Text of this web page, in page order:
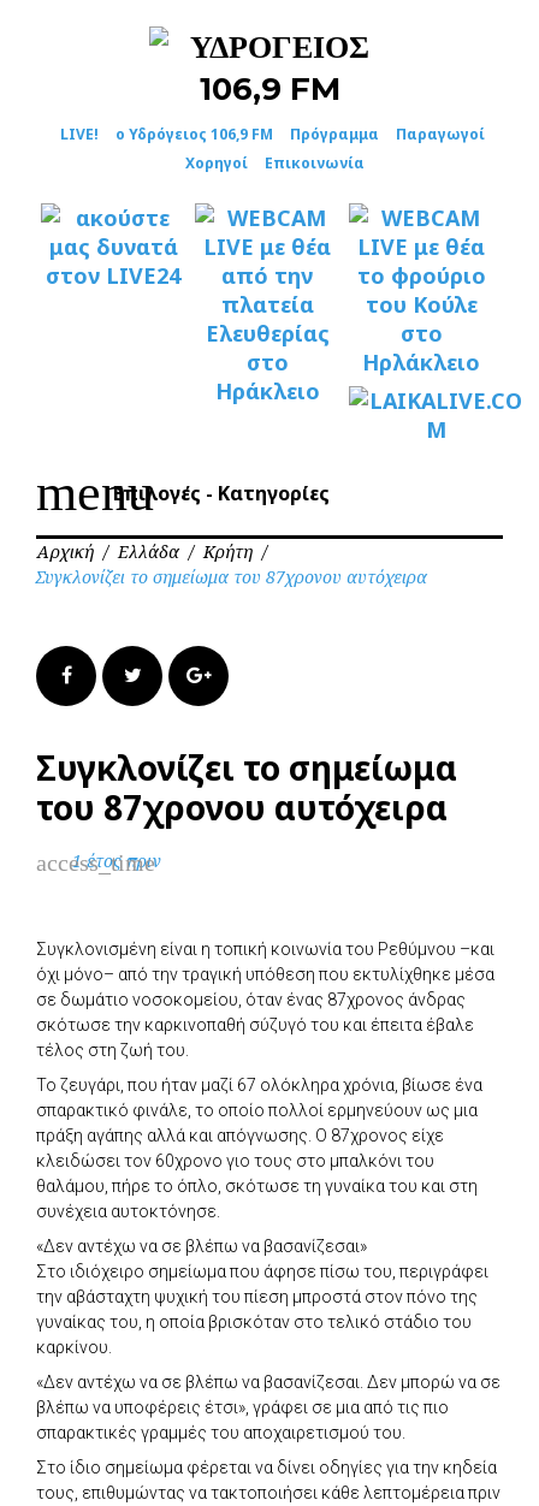
LIVE! ο Υδρόγειος 106,9 FM Πρόγραμμα
Παραγωγοί
Χορηγοί
Επικοινωνία
menuΕπιλογές - Κατηγορίες
Αρχική / Ελλάδα / Κρήτη /
Συγκλονίζει το σημείωμα του 87χρονου αυτόχειρα
FacebookTwitter Google+
Συγκλονίζει το σημείωμα
του 87χρονου αυτόχειρα
access_time
1 έτος πριν
Συγκλονισμένη είναι η τοπική κοινωνία του Ρεθύμνου –και
όχι μόνο– από την τραγική υπόθεση που εκτυλίχθηκε μέσα
σε δωμάτιο νοσοκομείου, όταν ένας 87χρονος άνδρας
σκότωσε την καρκινοπαθή σύζυγό του και έπειτα έβαλε
τέλος στη ζωή του.
Το ζευγάρι, που ήταν μαζί 67 ολόκληρα χρόνια, βίωσε ένα
σπαρακτικό φινάλε, το οποίο πολλοί ερμηνεύουν ως μια
πράξη αγάπης αλλά και απόγνωσης. Ο 87χρονος είχε
κλειδώσει τον 60χρονο γιο τους στο μπαλκόνι του
θαλάμου, πήρε το όπλο, σκότωσε τη γυναίκα του και στη
συνέχεια αυτοκτόνησε.
«Δεν αντέχω να σε βλέπω να βασανίζεσαι»
Στο ιδιόχειρο σημείωμα που άφησε πίσω του, περιγράφει
την αβάσταχτη ψυχική του πίεση μπροστά στον πόνο της
γυναίκας του, η οποία βρισκόταν στο τελικό στάδιο του
καρκίνου.
«Δεν αντέχω να σε βλέπω να βασανίζεσαι. Δεν μπορώ να σε
βλέπω να υποφέρεις έτσι», γράφει σε μια από τις πιο
σπαρακτικές γραμμές του αποχαιρετισμού του.
Στο ίδιο σημείωμα φέρεται να δίνει οδηγίες για την κηδεία
τους, επιθυμώντας να τακτοποιήσει κάθε λεπτομέρεια πριν